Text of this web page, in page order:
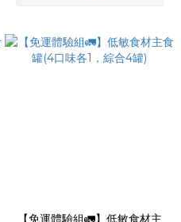
【免運體驗組🚛】低敏食材主